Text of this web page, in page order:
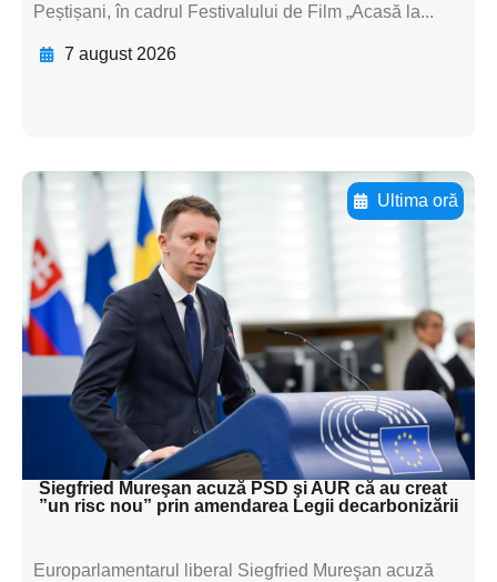
Peștișani, în cadrul Festivalului de Film „Acasă la...
7 august 2026
Ultima oră
Adaugă aici textul pentru
subtitluAdaugă aici
textul pentru
subtitluAdaugă aici
textul pentru
subtitluAdaugă aici
textul pentru subti
Siegfried Mureşan acuză PSD şi AUR că au creat
”un risc nou” prin amendarea Legii decarbonizării
Europarlamentarul liberal Siegfried Mureşan acuză